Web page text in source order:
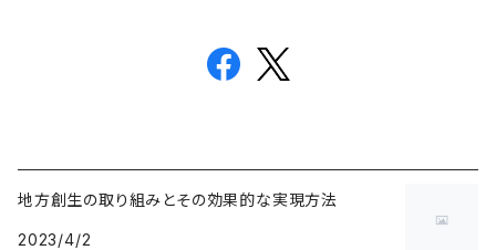
地方創生の取り組みとその効果的な実現方法
2023/4/2